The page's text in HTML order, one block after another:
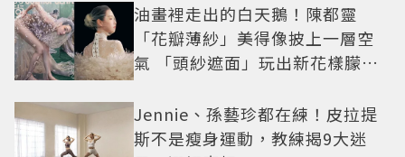
油畫裡走出的白天鵝！陳都靈
「花瓣薄紗」美得像披上一層空
氣 「頭紗遮面」玩出新花樣朦朧
Jennie、孫藝珍都在練！皮拉提
斯不是瘦身運動，教練揭9大迷